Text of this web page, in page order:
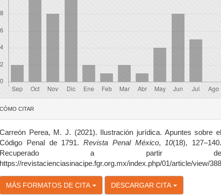
CÓMO CITAR
Carreón Perea, M. J. (2021). Ilustración jurídica. Apuntes sobre el
Código Penal de 1791. Revista Penal México, 10(18), 127–140.
Recuperado a partir de
https://revistacienciasinacipe.fgr.org.mx/index.php/01/article/view/388
MÁS FORMATOS DE CITA DESCARGAR CITA